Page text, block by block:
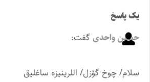
یک پاسخ
حسین واحدی گفت:
سلام/ چوخ گؤزل/ اللرینیزه ساغلیق